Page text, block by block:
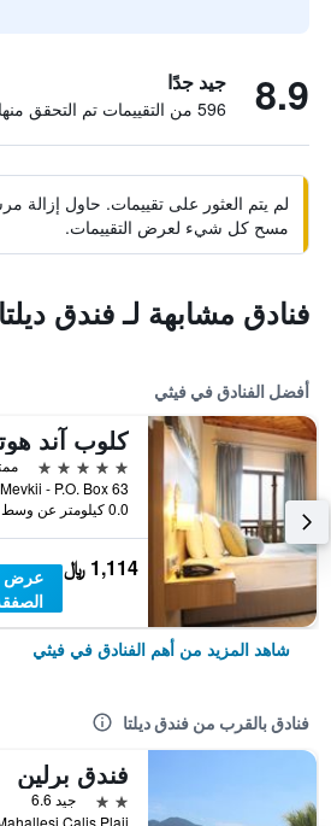
8.9 جيد جدًا
596 من التقييمات تم التحقق منها
لم يتم العثور على تقييمات. حاول إزالة
مسح كل شيء لعرض التقييمات.
فنادق مشابهة لـ فندق ديلتا
أفضل الفنادق في فيثي
5 نجوم
0.0 كيلومتر عن وسط المدينة
1,114 ﷼
عرض
شاهد المزيد من أهم الفنادق في فيثي
فنادق بالقرب من فندق ديلتا
فندق برلين
2 نجمتين
جيد 6.6